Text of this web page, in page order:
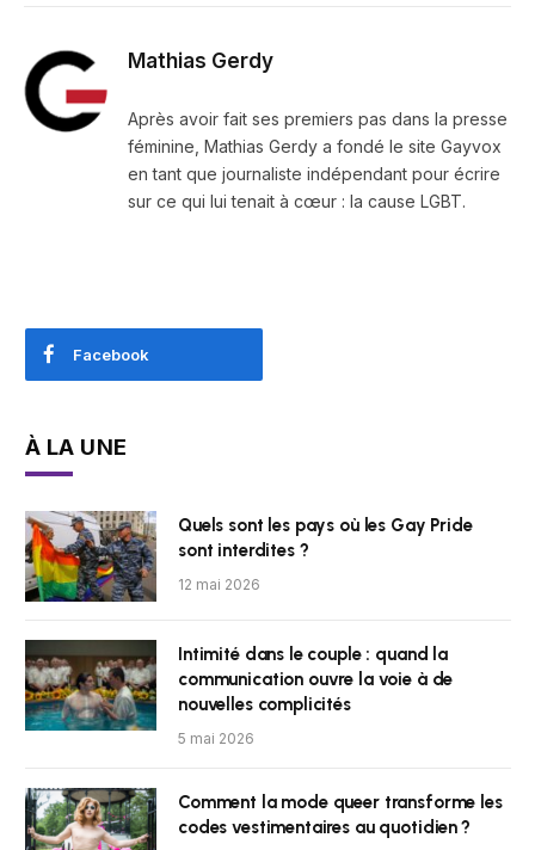
Mathias Gerdy
Après avoir fait ses premiers pas dans la presse
féminine, Mathias Gerdy a fondé le site Gayvox
en tant que journaliste indépendant pour écrire
sur ce qui lui tenait à cœur : la cause LGBT.
Facebook
À LA UNE
Quels sont les pays où les Gay Pride
sont interdites ?
12 mai 2026
Intimité dans le couple : quand la
communication ouvre la voie à de
nouvelles complicités
5 mai 2026
Comment la mode queer transforme les
codes vestimentaires au quotidien ?